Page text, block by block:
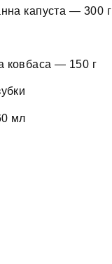
капуста — 300 г
ковбаса — 150 г
мл